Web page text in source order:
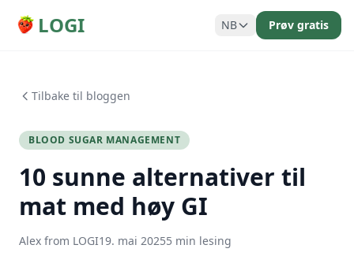
LOGI NB Prøv gratis
Tilbake til bloggen
BLOOD SUGAR MANAGEMENT
10 sunne alternativer til
mat med høy GI
Alex from LOGI19. mai 20255 min lesing